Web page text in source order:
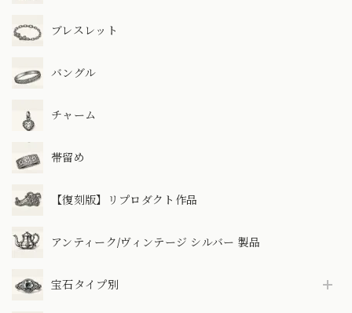
ブレスレット
バングル
チャーム
帯留め
【復刻版】リプロダクト作品
アンティーク/ヴィンテージ シルバー 製品
宝石タイプ別